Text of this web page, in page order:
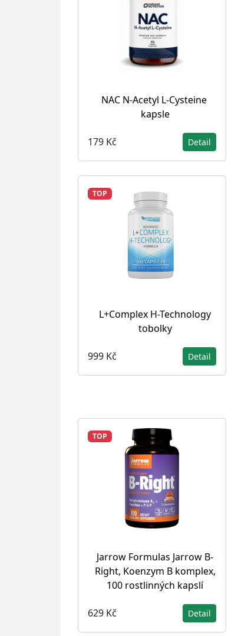
NAC N-Acetyl L-Cysteine ​​
kapsle
179 Kč Detail
TOP
L+Complex H-Technology
tobolky
999 Kč Detail
TOP
Jarrow Formulas Jarrow B-
Right, Koenzym B komplex,
100 rostlinných kapslí
629 Kč Detail